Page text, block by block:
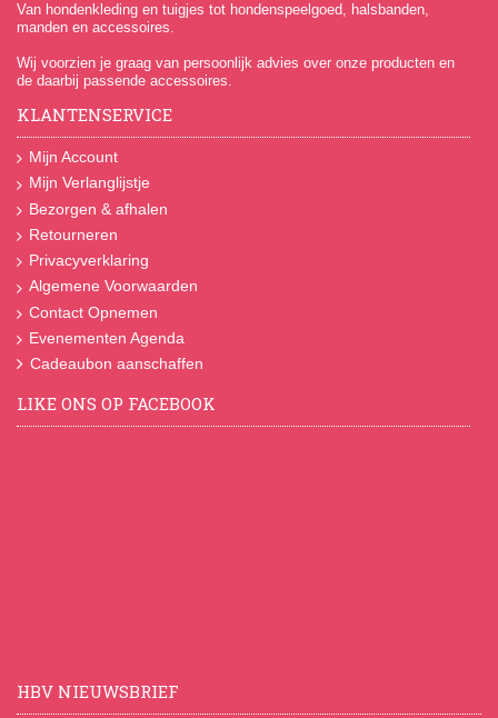
Van hondenkleding en tuigjes tot hondenspeelgoed, halsbanden,
manden en accessoires.
Wij voorzien je graag van persoonlijk advies over onze producten en
de daarbij passende accessoires.
KLANTENSERVICE
Mijn Account
Mijn Verlanglijstje
Bezorgen & afhalen
Retourneren
Privacyverklaring
Algemene Voorwaarden
Contact Opnemen
Evenementen Agenda
Cadeaubon aanschaffen
LIKE ONS OP FACEBOOK
HBV NIEUWSBRIEF